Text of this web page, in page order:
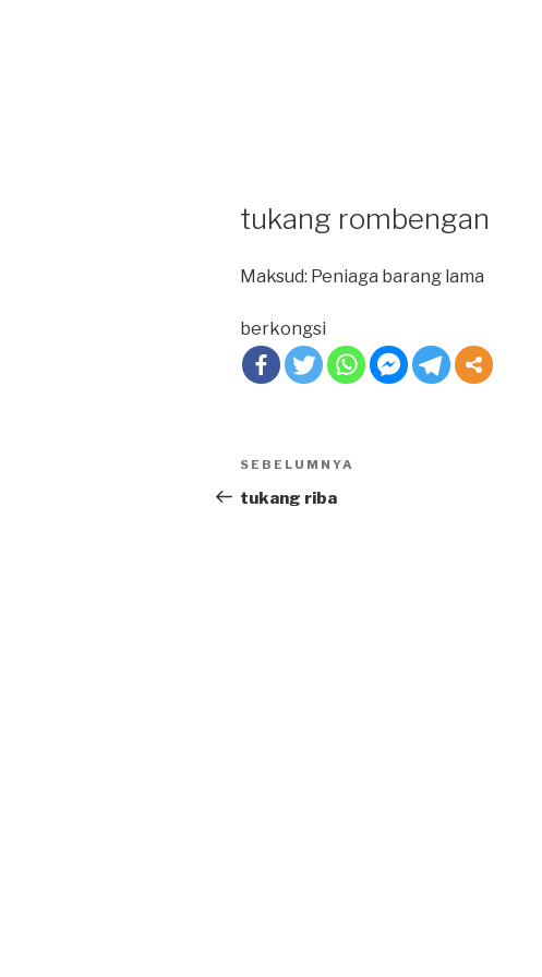
tukang rombengan
Maksud: Peniaga barang lama
berkongsi
Post
navigation
Previous
Post
SEBELUMNYA
tukang riba